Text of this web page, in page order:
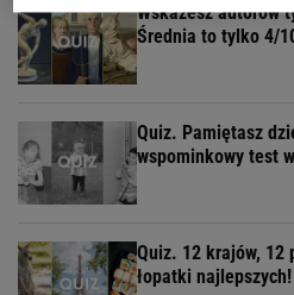
Wskażesz autorów
Średnia to tylko 4/
Quiz. Pamiętasz
wspominkowy test
Quiz. 12 krajów, 12
łopatki najlepszych!